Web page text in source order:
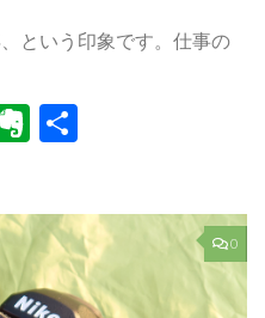
という印象です。仕事の
Evernote
0